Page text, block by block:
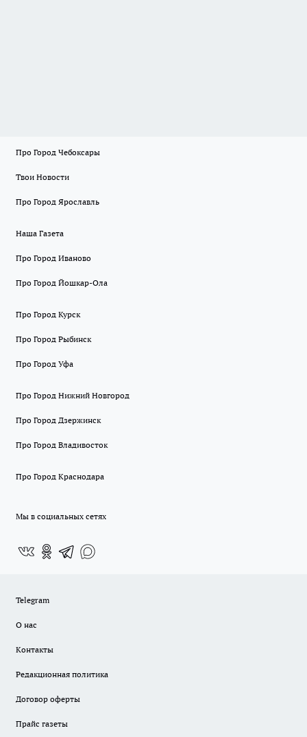
Про Город Чебоксары
Твои Новости
Про Город Ярославль
Наша Газета
Про Город Иваново
Про Город Йошкар-Ола
Про Город Курск
Про Город Рыбинск
Про Город Уфа
Про Город Нижний Новгород
Про Город Дзержинск
Про Город Владивосток
Про Город Краснодара
Мы в социальных сетях
Telegram
О нас
Контакты
Редакционная политика
Договор оферты
Прайс газеты